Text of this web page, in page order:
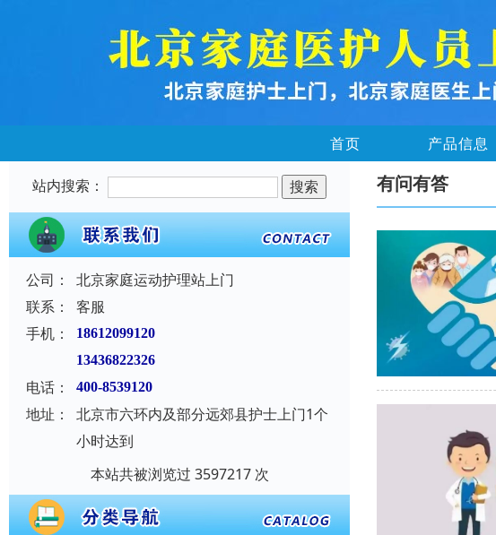
首页 产品信息
站内搜索：
公司：
北京家庭运动护理站上门
联系：
客服
手机：
18612099120
13436822326
电话： 400-8539120
地址：
北京市六环内及部分远郊县护士上门1个
小时达到
本站共被浏览过 3597217 次
有问有答